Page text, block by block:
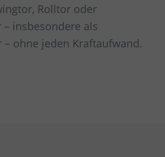
Rolltor oder
insbesondere als
– ohne jeden Kraftaufwand.